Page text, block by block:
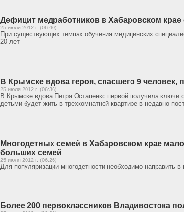
Дефицит медработников в Хабаровском крае
25 июля 2012 г. (06:40)
При существующих темпах обучения медицинских
20 лет
В Крымске вдова героя, спасшего 9 человек,
25 июля 2012 г. (06:36)
В Крымске вдова Петра Остапенко первой получила ключи
детьми будет жить в трехкомнатной квартире в недавно
Многодетных семей в Хабаровском крае
больших семей
25 июля 2012 г. (06:26)
Для популяризации многодетности необходимо направить в
Более 200 первоклассников Владивостока